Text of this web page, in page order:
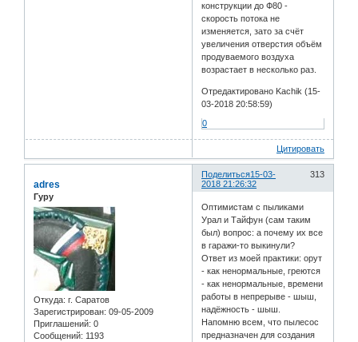
конструкции до Ф80 -
скорость потока не
изменяется, зато за счёт
увеличения отверстия объём
продуваемого воздуха
возрастает в несколько раз.
Отредактировано Kachik (15-
03-2018 20:58:59)
0
Цитировать
Поделиться 313
15-03-
2018 21:26:32
adres
Гуру
Откуда: г. Саратов
Зарегистрирован: 09-05-2009
Приглашений: 0
Сообщений: 1193
Оптимистам с пыликами
Урал и Тайфун (сам таким
был) вопрос: а почему их все
в гаражи-то выкинули?
Ответ из моей практики: орут
- как ненормальные, греются
- как ненормальные, времени
работы в непрерыве - шыш,
надёжность - шыш.
Напомню всем, что пылесос
предназначен для создания